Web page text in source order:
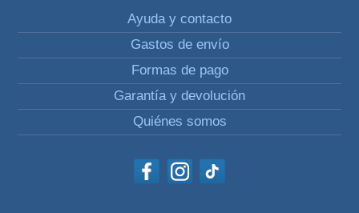
Ayuda y contacto
Gastos de envío
Formas de pago
Garantía y devolución
Quiénes somos